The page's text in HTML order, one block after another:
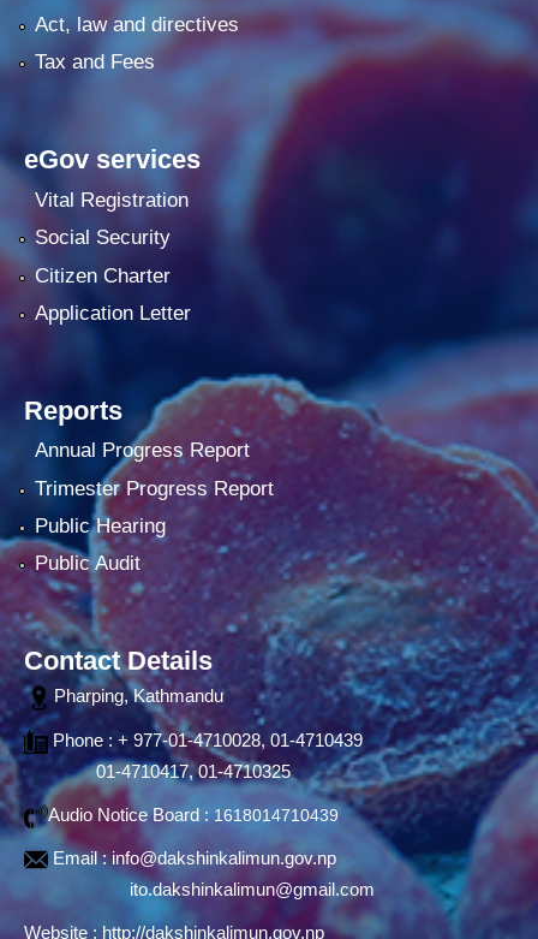
Act, law and directives
Tax and Fees
eGov services
Vital Registration
Social Security
Citizen Charter
Application Letter
Reports
Annual Progress Report
Trimester Progress Report
Public Hearing
Public Audit
Contact Details
Pharping, Kathmandu
Phone : + 977-01-4710028, 01-4710439
01-4710417, 01-4710325
Audio Notice Board : 1618014710439
Email :info@dakshinkalimun.gov.np
ito.dakshinkalimun@gmail.com
Website : http://dakshinkalimun.gov.np